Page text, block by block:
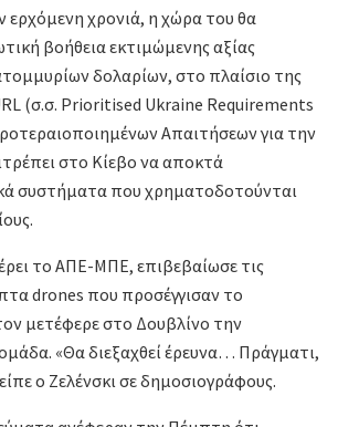
ερχόμενη χρονιά, η χώρα του θα
βοήθεια εκτιμώμενης αξίας
δολαρίων, στο πλαίσιο της
(σ.σ. Prioritised Ukraine Requirements
Απαιτήσεων για την
στο Κίεβο να αποκτά
συστήματα που χρηματοδοτούνται
το ΑΠΕ-ΜΠΕ, επιβεβαίωσε τις
drones που προσέγγισαν το
μετέφερε στο Δουβλίνο την
«Θα διεξαχθεί έρευνα… Πράγματι,
ο Ζελένσκι σε δημοσιογράφους.